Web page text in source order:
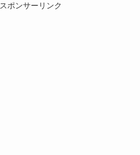
スポンサーリンク